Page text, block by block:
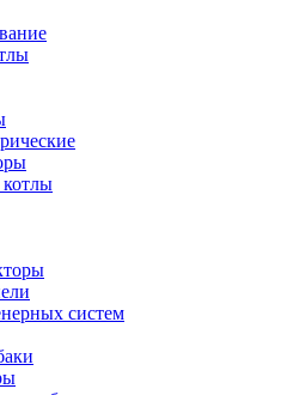
систем